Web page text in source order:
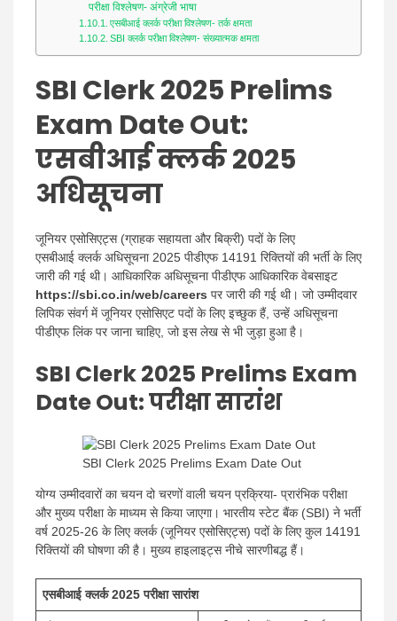
परीक्षा विश्लेषण- अंग्रेजी भाषा
एसबीआई क्लर्क परीक्षा विश्लेषण- तर्क क्षमता
SBI क्लर्क परीक्षा विश्लेषण- संख्यात्मक क्षमता
SBI Clerk 2025 Prelims
Exam Date Out:
एसबीआई क्लर्क 2025
अधिसूचना
जूनियर एसोसिएट्स (ग्राहक सहायता और बिक्री) पदों के लिए
एसबीआई क्लर्क अधिसूचना 2025 पीडीएफ 14191 रिक्तियों की भर्ती के लिए
जारी की गई थी। आधिकारिक अधिसूचना पीडीएफ आधिकारिक वेबसाइट
https://sbi.co.in/web/careers पर जारी की गई थी। जो उम्मीदवार
लिपिक संवर्ग में जूनियर एसोसिएट पदों के लिए इच्छुक हैं, उन्हें अधिसूचना
पीडीएफ लिंक पर जाना चाहिए, जो इस लेख से भी जुड़ा हुआ है।
SBI Clerk 2025 Prelims Exam
Date Out: परीक्षा सारांश
SBI Clerk 2025 Prelims Exam Date Out
योग्य उम्मीदवारों का चयन दो चरणों वाली चयन प्रक्रिया- प्रारंभिक परीक्षा
और मुख्य परीक्षा के माध्यम से किया जाएगा। भारतीय स्टेट बैंक (SBI) ने भर्ती
वर्ष 2025-26 के लिए क्लर्क (जूनियर एसोसिएट्स) पदों के लिए कुल 14191
रिक्तियों की घोषणा की है। मुख्य हाइलाइट्स नीचे सारणीबद्ध हैं।
एसबीआई क्लर्क 2025 परीक्षा सारांश